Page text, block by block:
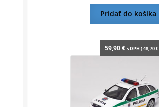
Pridať do košíka
59,90€ s DPH (48,70€